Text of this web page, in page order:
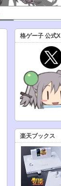
格ゲー子 公式X
楽天ブックス